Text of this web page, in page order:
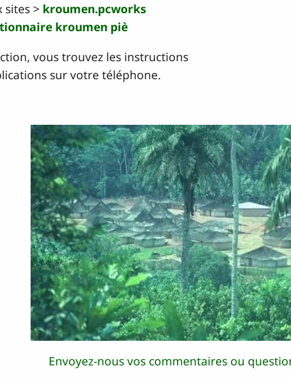
sites > kroumen.pcworks
kroumen piè
vous trouvez les instructions
sur votre téléphone.
Envoyez-nous vos commentaires ou